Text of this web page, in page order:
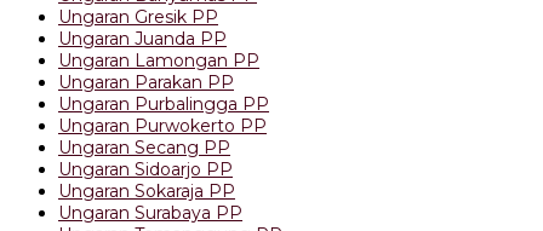
Ungaran Gresik PP
Ungaran Juanda PP
Ungaran Lamongan PP
Ungaran Parakan PP
Ungaran Purbalingga PP
Ungaran Purwokerto PP
Ungaran Secang PP
Ungaran Sidoarjo PP
Ungaran Sokaraja PP
Ungaran Surabaya PP